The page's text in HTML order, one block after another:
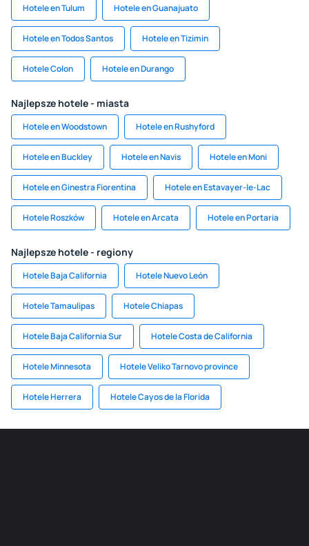
Hotele en Tulum Hotele en Guanajuato
Hotele en Todos Santos Hotele en Tizimin
Hotele Colon Hotele en Durango
Najlepsze hotele - miasta
Hotele en Woodstown Hotele en Rushyford
Hotele en Buckley Hotele en Navis Hotele en Moni
Hotele en Ginestra Fiorentina Hotele en Estavayer-le-Lac
Hotele Roszków Hotele en Arcata Hotele en Portaria
Najlepsze hotele - regiony
Hotele Baja California Hotele Nuevo León
Hotele Tamaulipas Hotele Chiapas
Hotele Baja California Sur Hotele Costa de California
Hotele Minnesota Hotele Veliko Tarnovo province
Hotele Herrera Hotele Cayos de la Florida